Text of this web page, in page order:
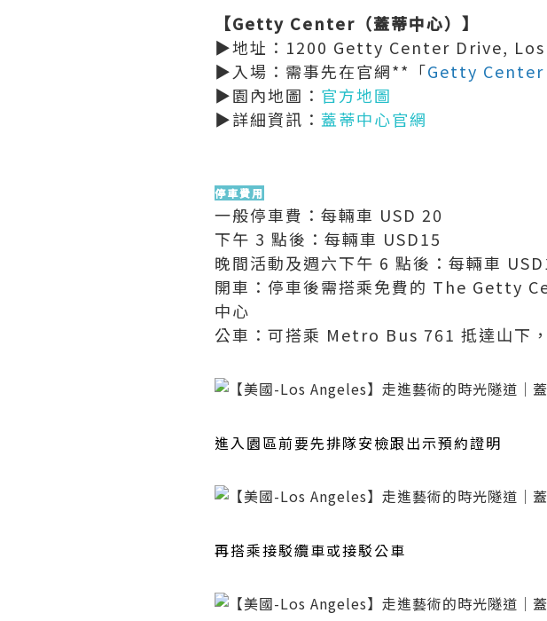
【Getty Center（蓋蒂中心）】
▶︎地址：1200 Getty Center Drive, Los
▶︎入場：需事先在官網**「Getty Center
▶︎園內地圖： 官方地圖
▶︎詳細資訊： 蓋蒂中心官網
停車費用
一般停車費：每輛車 USD 20
下午 3 點後：每輛車 USD15
晚間活動及週六下午 6 點後：每輛車
開車：停車後需搭乘免費的 The Getty
中心
公車：可搭乘 Metro Bus 761 抵達山下
進入園區前要先排隊安檢跟出示預約證明
再搭乘接駁纜車或接駁公車